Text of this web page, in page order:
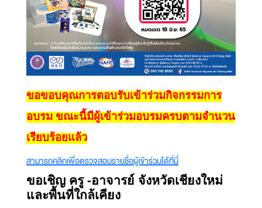
ขอขอบคุณการตอบรับเข้าร่วมกิจกรรมการ
อบรม ขณะนี้มีผู้เข้าร่วมอบรมครบตามจำนวน
เรียบร้อยแล้ว
สามารถคลิกเพื่อตรวจสอบรายชื่อผู้เข้าร่วมได้ที่นี่
ขอเชิญ ครู -อาจารย์ จังหวัดเชียงใหม่
และพื้นที่ใกล้เคียง